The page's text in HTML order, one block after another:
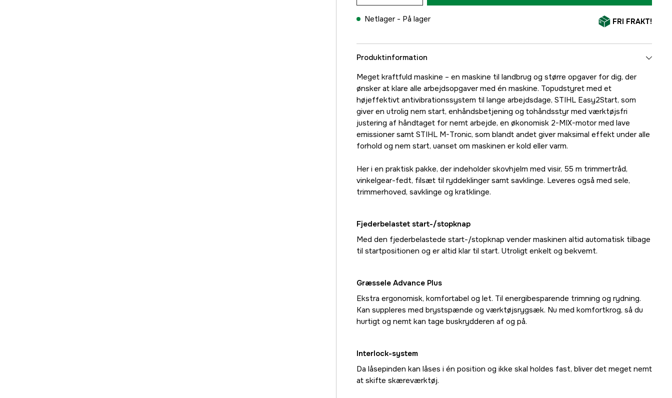
Netlager - På lager FRI FRAKT!
Produktinformation
Meget kraftfuld maskine – en maskine til landbrug og større opgaver for dig, der
ønsker at klare alle arbejdsopgaver med én maskine. Topudstyret med et
højeffektivt antivibrationssystem til lange arbejdsdage, STIHL Easy2Start, som
giver en utrolig nem start, enhåndsbetjening og tohåndsstyr med værktøjsfri
justering af håndtaget for nemt arbejde, en økonomisk 2-MIX-motor med lave
emissioner samt STIHL M-Tronic, som blandt andet giver maksimal effekt under alle
forhold og nem start, uanset om maskinen er kold eller varm.
Her i en praktisk pakke, der indeholder skovhjelm med visir, 55 m trimmertråd,
vinkelgear-fedt, filsæt til ryddeklinger samt savklinge. Leveres også med sele,
trimmerhoved, savklinge og kratklinge.
Fjederbelastet start-/stopknap
Med den fjederbelastede start-/stopknap vender maskinen altid automatisk tilbage
til startpositionen og er altid klar til start. Utroligt enkelt og bekvemt.
Græssele Advance Plus
Ekstra ergonomisk, komfortabel og let. Til energibesparende trimning og rydning.
Kan suppleres med brystspænde og værktøjsrygsæk. Nu med komfortkrog, så du
hurtigt og nemt kan tage buskrydderen af og på.
Interlock-system
Da låsepinden kan låses i én position og ikke skal holdes fast, bliver det meget nemt
at skifte skæreværktøj.